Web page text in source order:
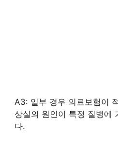
A3: 일부 경우 의료보험이
상실의 원인이 특정 질병에
다.